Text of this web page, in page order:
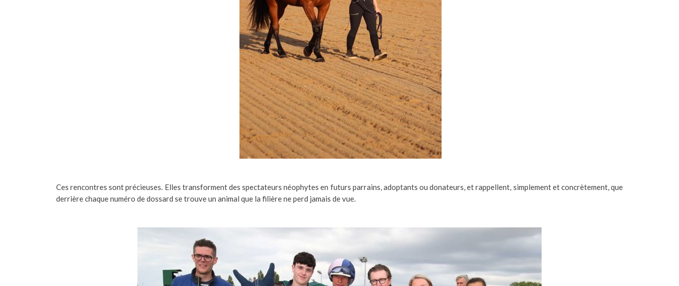
Ces rencontres sont précieuses. Elles transforment des spectateurs néophytes en futurs parrains, adoptants ou donateurs, et rappellent, simplement et concrètement, que
derrière chaque numéro de dossard se trouve un animal que la filière ne perd jamais de vue.